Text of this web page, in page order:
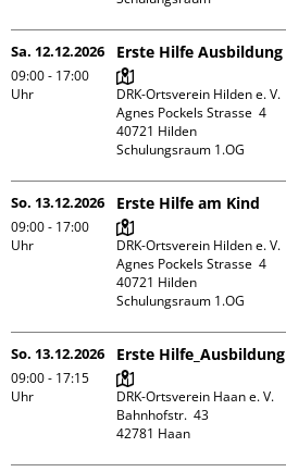
Sa. 12.12.2026
09:00 - 17:00
Uhr
Erste Hilfe Ausbildung
DRK-Ortsverein Hilden e. V.
Agnes Pockels Strasse  4
40721 Hilden
Schulungsraum 1.OG
So. 13.12.2026
09:00 - 17:00
Uhr
Erste Hilfe am Kind
DRK-Ortsverein Hilden e. V.
Agnes Pockels Strasse  4
40721 Hilden
Schulungsraum 1.OG
So. 13.12.2026
09:00 - 17:15
Uhr
Erste Hilfe_Ausbildung
DRK-Ortsverein Haan e. V.
Bahnhofstr.  43